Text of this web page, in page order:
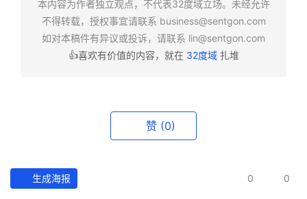
深
本内容为作者独立观点，不代表32度域立场。未经允许
不得转载，授权事宜请联系 business@sentgon.com
如对本稿件有异议或投诉，请联系 lin@sentgon.com
👍喜欢有价值的内容，就在 32度域扎堆
赞 (0)
生成海报 0 0